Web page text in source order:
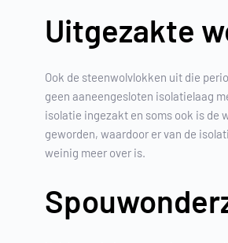
Uitgezakte
Ook de steenwolvlokken uit die
geen aaneengesloten isolatielaag
isolatie ingezakt en soms ook is de
geworden, waardoor er van de
weinig meer over is.